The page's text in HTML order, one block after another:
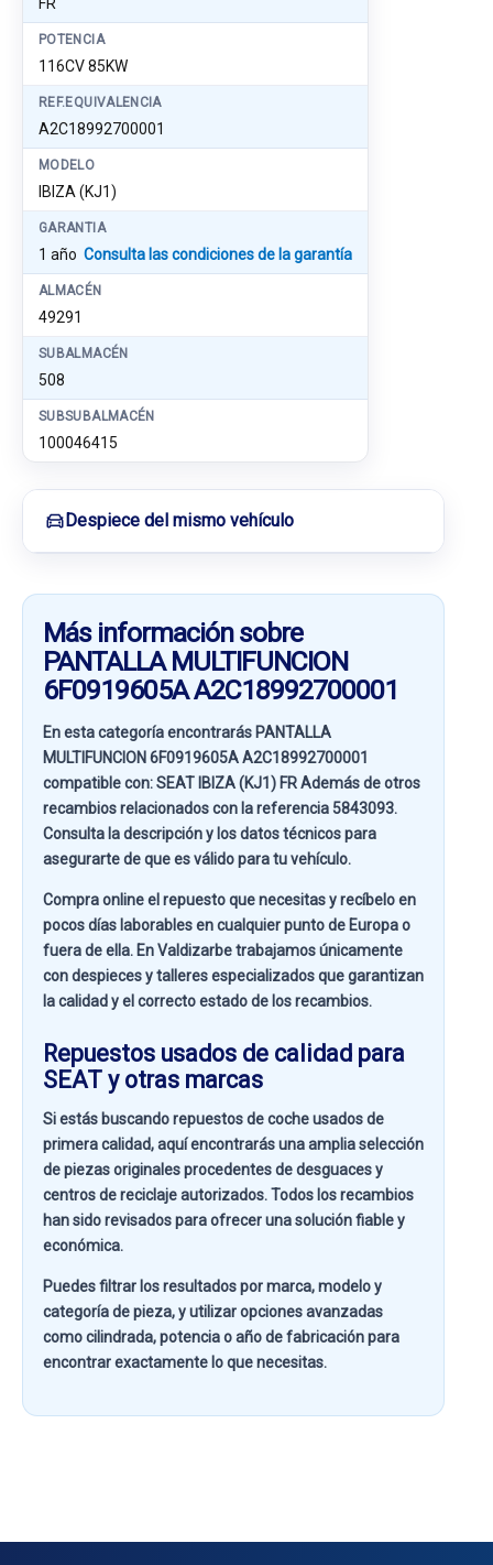
POTENCIA
116CV 85KW
REF.EQUIVALENCIA
A2C18992700001
MODELO
IBIZA (KJ1)
GARANTIA
1 año Consulta las condiciones de la garantía
ALMACÉN
49291
SUBALMACÉN
508
SUBSUBALMACÉN
100046415
Despiece del mismo vehículo
Más información sobre
PANTALLA MULTIFUNCION
6F0919605A A2C18992700001
En esta categoría encontrarás PANTALLA
MULTIFUNCION 6F0919605A A2C18992700001
compatible con:SEAT IBIZA (KJ1) FRAdemás de otros
recambios relacionados con la referencia 5843093.
Consulta la descripción y los datos técnicos para
asegurarte de que es válido para tu vehículo.
Compra online el repuesto que necesitas y recíbelo en
pocos días laborables en cualquier punto de Europa o
fuera de ella. EnValdizarbetrabajamos únicamente
con despieces y talleres especializados que garantizan
la calidad y el correcto estado de los recambios.
Repuestos usados de calidad para
SEAT y otras marcas
Si estás buscandorepuestos de coche usados de
primera calidad, aquí encontrarás una amplia selección
de piezas originales procedentes de desguaces y
centros de reciclaje autorizados. Todos los recambios
han sido revisados para ofrecer una solución fiable y
económica.
Puedes filtrar los resultados pormarca, modelo y
categoría de pieza, y utilizar opciones avanzadas
comocilindrada, potencia o año de fabricaciónpara
encontrar exactamente lo que necesitas.